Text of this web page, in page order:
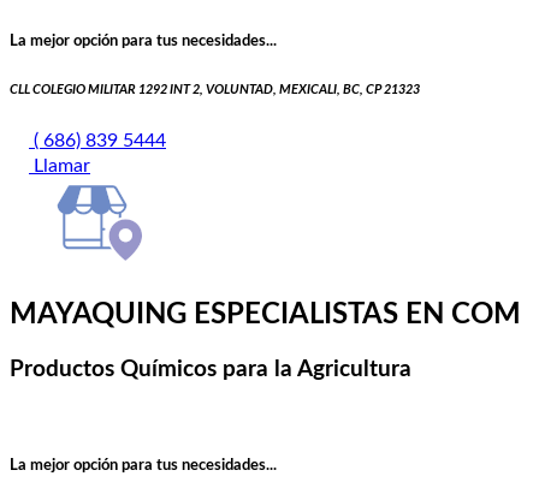
La mejor opción para tus necesidades...
CLL COLEGIO MILITAR 1292 INT 2, VOLUNTAD, MEXICALI, BC, CP 21323
( 686) 839 5444
Llamar
MAYAQUING ESPECIALISTAS EN COM
Productos Químicos para la Agricultura
La mejor opción para tus necesidades...